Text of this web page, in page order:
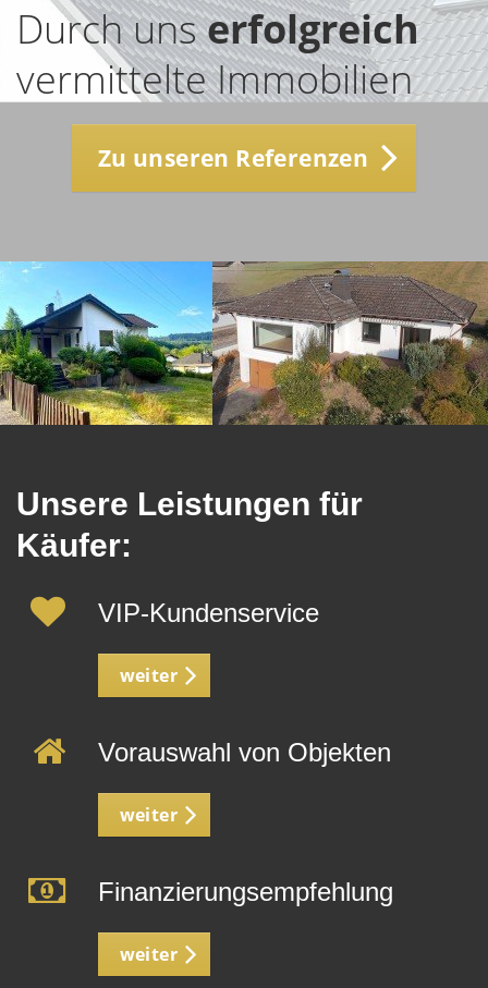
Durch unserfolgreich
vermittelte Immobilien
Zu unseren Referenzen
Unsere Leistungen für
Käufer:
VIP-Kundenservice
weiter
Vorauswahl von Objekten
weiter
Finanzierungsempfehlung
weiter